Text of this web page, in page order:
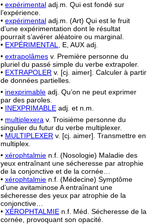
• expérimental adj.m. Qui est fondé sur
l’expérience.
• expérimental adj.m. (Art) Qui est le fruit
d’une expérimentation dont le résultat
pourrait s’avérer aléatoire ou marginal.
• EXPÉRIMENTAL, E, AUX adj.
• extrapolâmes v. Première personne du
pluriel du passé simple du verbe extrapoler.
• EXTRAPOLER v. [cj. aimer]. Calculer à partir
de données partielles.
• inexprimable adj. Qu’on ne peut exprimer
par des paroles.
• INEXPRIMABLE adj. et n.m.
• multiplexera v. Troisième personne du
singulier du futur du verbe multiplexer.
• MULTIPLEXER v. [cj. aimer]. Transmettre en
multiplex.
• xérophtalmie n.f. (Nosologie) Maladie des
yeux entraînant une sécheresse par atrophie
de la conjonctive et de la cornée…
• xérophtalmie n.f. (Médecine) Symptôme
d’une avitaminose A entraînant une
sécheresse des yeux par atrophie de la
conjonctive…
• XÉROPHTALMIE n.f. Méd. Sécheresse de la
cornée, provoquant son opacité.